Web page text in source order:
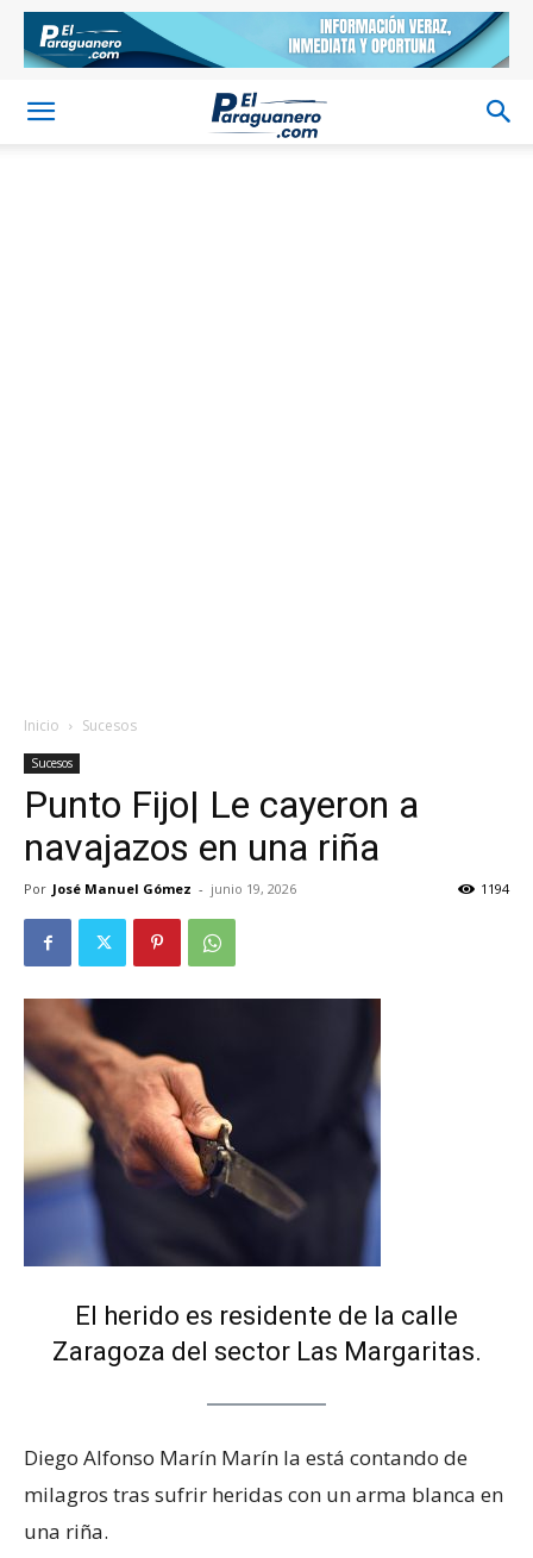
Inicio Sucesos
Sucesos
Punto Fijo| Le cayeron a
navajazos en una riña
Por José Manuel Gómez - junio 19, 2026 1194
El herido es residente de la calle
Zaragoza del sector Las Margaritas.
Diego Alfonso Marín Marín la está contando de
milagros tras sufrir heridas con un arma blanca en
una riña.